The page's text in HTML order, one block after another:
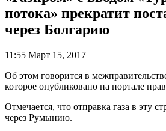
потока» прекратит
через Болгарию
11:55 Март 15, 2017
Об этом говорится в
которое опубликовано на портале
Отмечается, что отправка газа в эту
через Румынию.